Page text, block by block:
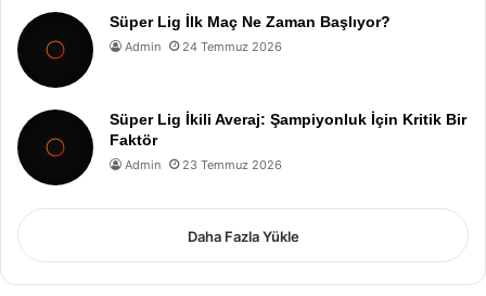
Süper Lig İlk Maç Ne Zaman Başlıyor?
Admin 24 Temmuz 2026
Süper Lig İkili Averaj: Şampiyonluk İçin Kritik Bir
Faktör
Admin 23 Temmuz 2026
Daha Fazla Yükle